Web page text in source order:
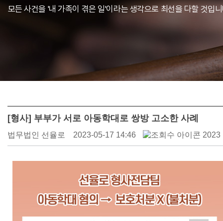
모든 사건을 '내 가족이 겪은 일'이라는 생각으로 최선을 다할 것입
[형사] 부부가 서로 아동학대로 쌍방 고소한 사례
법무법인 선율로 2023-05-17 14:46 2023